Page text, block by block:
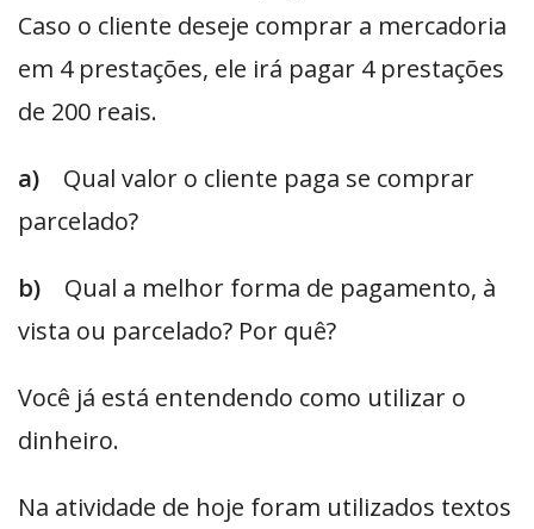
Caso o cliente deseje comprar a mercadoria
em 4 prestações, ele irá pagar 4 prestações
de 200 reais.
a)
Qual valor o cliente paga se comprar
parcelado?
b) Qual a melhor forma de pagamento, à
vista ou parcelado? Por quê?
Você já está entendendo como utilizar o
dinheiro.
Na atividade de hoje foram utilizados textos